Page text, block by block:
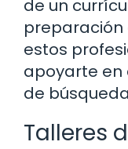
de un
preparación
estos
apoyarte en
de
Talleres